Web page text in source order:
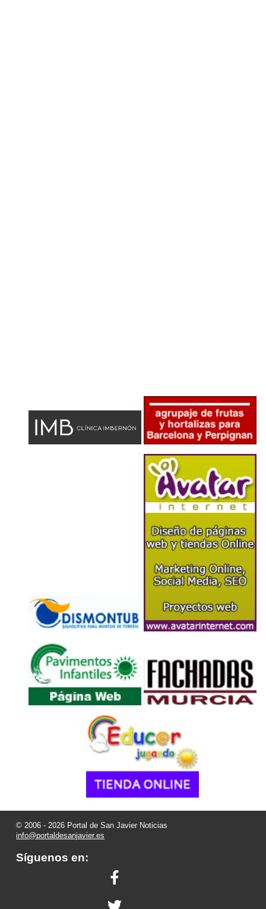
© 2006 - 2026 Portal de San Javier Noticias
info@portaldesanjavier.es
Síguenos en: